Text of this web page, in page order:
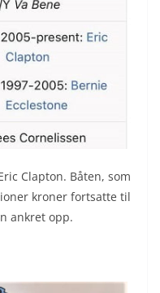
Clapton. Båten, som
kroner fortsatte til
ankret opp.